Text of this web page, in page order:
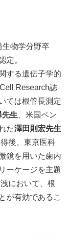
生物学分野卒
定。
する遺伝子学的
Research誌
ては根管長測定
先生 、米国ペン
た澤田則宏先生
後、東京医科
鏡を用いた歯内
ーケージを主題
において、根
が有効であるこ